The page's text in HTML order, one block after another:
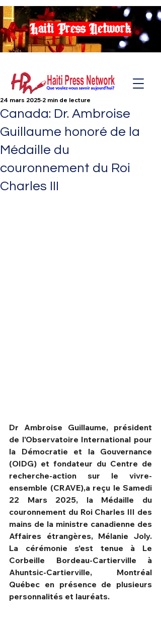
Haiti Press Network
Canada: Dr. Ambroise
Guillaume honoré de la
Médaille du
couronnement du Roi
Charles III
24 mars 2025 2 min de lecture
Dr Ambroise Guillaume, président
de l'Observatoire International pour
la Démocratie et la Gouvernance
(OIDG) et fondateur du Centre de
recherche-action sur le vivre-
ensemble (CRAVE),a reçu le Samedi
22 Mars 2025, la Médaille du
couronnement du Roi Charles III des
mains de la ministre canadienne des
Affaires étrangères, Mélanie Joly.
La cérémonie s’est tenue à Le
Corbeille Bordeau-Cartierville à
Ahuntsic-Cartierville, Montréal
Québec en présence de plusieurs
personnalités et lauréats.